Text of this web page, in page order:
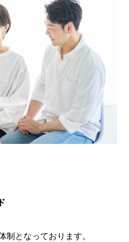
制となっております。